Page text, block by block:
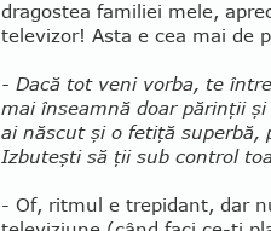
dragostea familiei mele,
tele­vizor! Asta e cea mai de
- Dacă tot veni vorba, te
mai înseamnă doar pă­rinţii
ai născut şi o fetiţă superbă,
Izbuteşti să ţii sub control
- Of, ritmul e trepidant, dar